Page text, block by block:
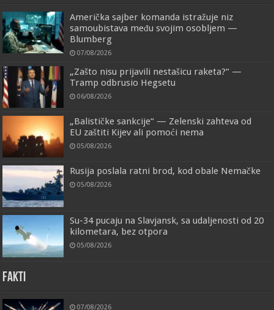
Američka sajber komanda istražuje niz
samoubistava među svojim osobljem —
Blumberg
07/08/2026
„Zašto nisu prijavili nestašicu raketa?“ —
Tramp odbrusio Hegsetu
06/08/2026
„Balističke sankcije“ — Zelenski zahteva od
EU zaštiti Kijev ali pomoći nema
05/08/2026
Rusija poslala ratni brod, kod obale Nemačke
05/08/2026
Su-34 pucaju na Slavjansk, sa udaljenosti od 20
kilometara, bez otpora
05/08/2026
FAKTI
07/08/2026